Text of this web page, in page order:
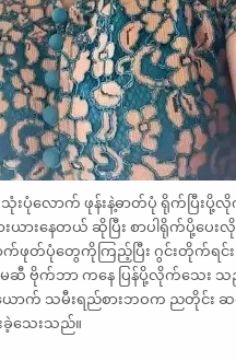
ပုံလောက် ဖုန်းနဲ့ဓာတ်ပုံ ရိုက်ပြီးပို့လို
ားနေတယ် ဆိုပြီး စာပါရိုက်ပို့ပေ
ဖုတ်ပုံတွေကိုကြည့်ပြီး ဂွင်းတိုက်ရင်း
ဗိုက်ဘာ ကနေ ပြန်ပို့လိုက်သေး သ
ောက် သမီးရည်စားဘဝက ညတိုင်း
ခဲ့သေးသည်။